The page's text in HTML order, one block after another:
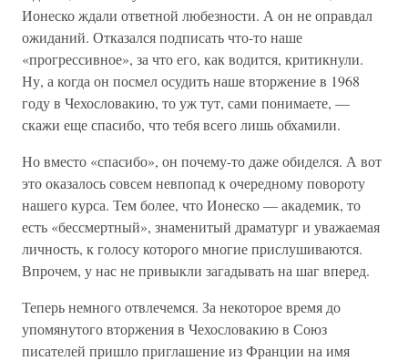
Ионеско ждали ответной любезности. А он не оправдал
ожиданий. Отказался подписать что-то наше
«прогрессивное», за что его, как водится, критикнули.
Ну, а когда он посмел осудить наше вторжение в 1968
году в Чехословакию, то уж тут, сами понимаете, —
скажи еще спасибо, что тебя всего лишь обхамили.
Но вместо «спасибо», он почему-то даже обиделся. А вот
это оказалось совсем невпопад к очередному повороту
нашего курса. Тем более, что Ионеско — академик, то
есть «бессмертный», знаменитый драматург и уважаемая
личность, к голосу которого многие прислушиваются.
Впрочем, у нас не привыкли загадывать на шаг вперед.
Теперь немного отвлечемся. За некоторое время до
упомянутого вторжения в Чехословакию в Союз
писателей пришло приглашение из Франции на имя